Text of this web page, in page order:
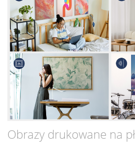
Obrazy drukowane na